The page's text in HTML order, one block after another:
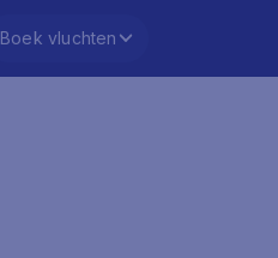
Boek vluchten